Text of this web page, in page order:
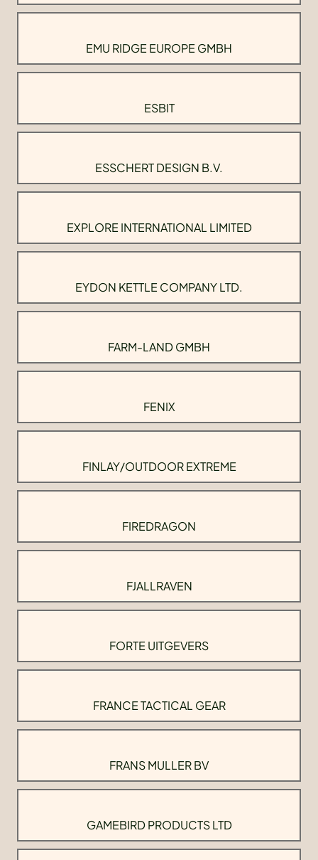
EMU RIDGE EUROPE GMBH
ESBIT
ESSCHERT DESIGN B.V.
EXPLORE INTERNATIONAL LIMITED
EYDON KETTLE COMPANY LTD.
FARM-LAND GMBH
FENIX
FINLAY/OUTDOOR EXTREME
FIREDRAGON
FJALLRAVEN
FORTE UITGEVERS
FRANCE TACTICAL GEAR
FRANS MULLER BV
GAMEBIRD PRODUCTS LTD